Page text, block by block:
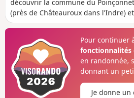
découvrir la commune du Poinçonnet
(près de Châteauroux dans l'Indre) et
surtout sa belle forêt domaniale et
Pour continuer
fonctionnalités
en randonnée,
donnant un
Je donne